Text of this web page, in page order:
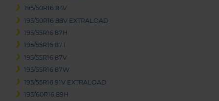
195/50R16 84V
195/50R16 88V EXTRALOAD
195/55R16 87H
195/55R16 87T
195/55R16 87V
195/55R16 87W
195/55R16 91V EXTRALOAD
195/60R16 89H